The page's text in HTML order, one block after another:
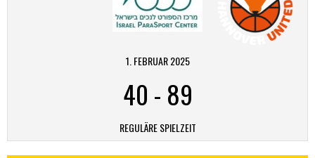
1. FEBRUAR 2025
40 - 89
REGULÄRE SPIELZEIT